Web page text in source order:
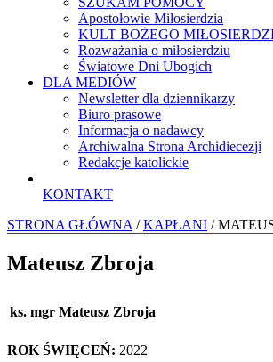
Apostołowie Miłosierdzia
KULT BOŻEGO
Rozważania o miłosierdziu
Światowe Dni Ubogich
DLA MEDIÓW
Newsletter dla dziennikarzy
Biuro prasowe
Informacja o nadawcy
Archiwalna Strona Archidiecezji
Redakcje katolickie
KONTAKT
STRONA GŁÓWNA /KAPŁANI /
Mateusz Zbroja
ks. mgr Mateusz Zbroja
ROK ŚWIĘCEŃ: 2022